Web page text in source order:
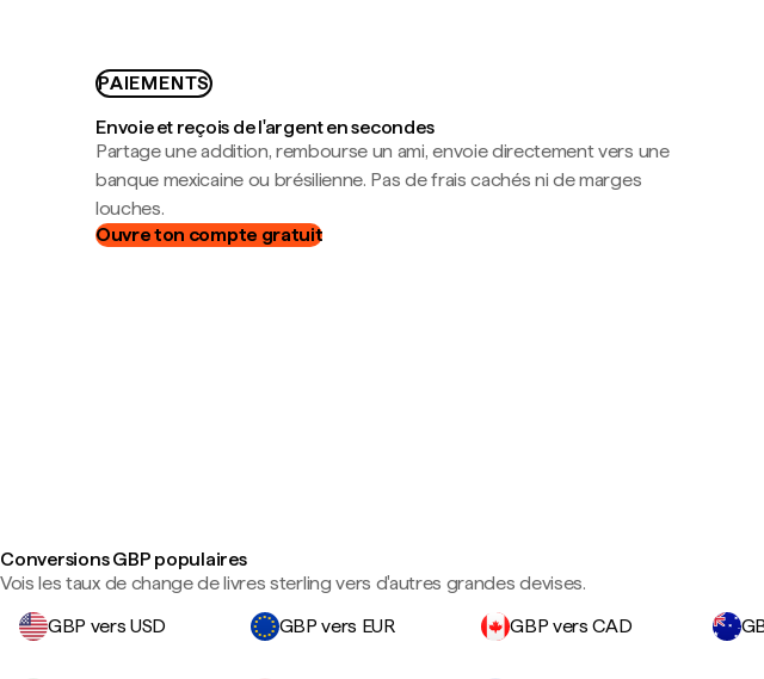
PAIEMENTS
Envoie et reçois de l'argent en secondes
Partage une addition, rembourse un ami, envoie directement vers une
banque mexicaine ou brésilienne. Pas de frais cachés ni de marges
louches.
Ouvre ton compte gratuit
Conversions GBP populaires
Vois les taux de change de livres sterling vers d'autres grandes devises.
GBP vers USD
GBP vers EUR GBP vers CAD